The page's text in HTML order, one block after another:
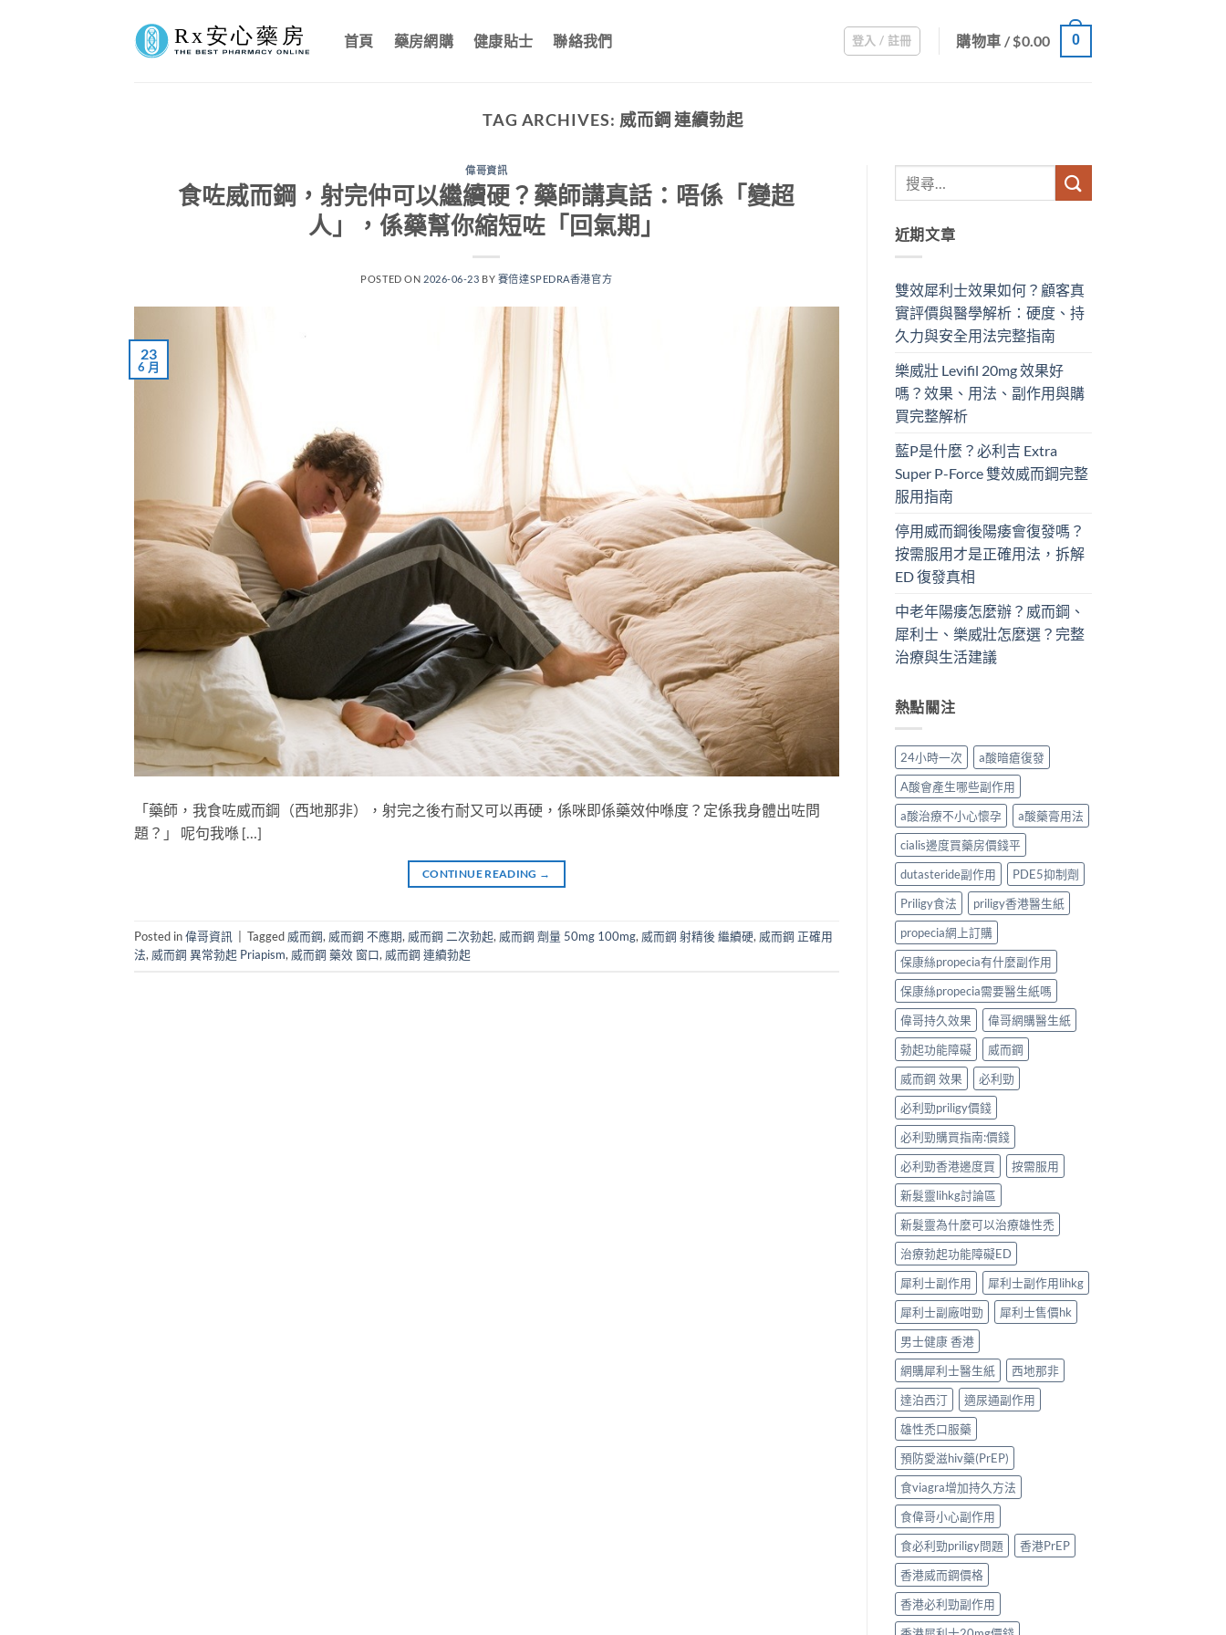
首頁 藥房網購 健康貼士 聯絡我們 登入 / 註冊 購物車 /$0.00 0
TAG ARCHIVES: 威而鋼 連續勃起
偉哥資訊
食咗威而鋼，射完仲可以繼續硬？藥師講真話：唔係「變超
人」，係藥幫你縮短咗「回氣期」
POSTED ON 2026-06-23 BY 賽倍達SPEDRA香港官方
23
6 月
「藥師，我食咗威而鋼（西地那非），射完之後冇耐又可以再硬，係咪即係藥效仲喺度？定係我身體出咗問
題？」 呢句我喺 […]
CONTINUE READING →
Posted in偉哥資訊 Tagged 威而鋼, 威而鋼 不應期, 威而鋼 二次勃起, 威而鋼 劑量 50mg 100mg, 威而鋼 射精後 繼續硬, 威而鋼 正確用
法, 威而鋼 異常勃起 Priapism, 威而鋼 藥效 窗口, 威而鋼 連續勃起
近期文章
雙效犀利士效果如何？顧客真
實評價與醫學解析：硬度、持
久力與安全用法完整指南
樂威壯 Levifil 20mg 效果好
嗎？效果、用法、副作用與購
買完整解析
藍P是什麼？必利吉 Extra
Super P-Force​ 雙效威而鋼完整
服用指南
停用威而鋼後陽痿會復發嗎？
按需服用才是正確用法，拆解
ED 復發真相
中老年陽痿怎麼辦？威而鋼、
犀利士、樂威壯怎麼選？完整
治療與生活建議
熱點關注
24小時一次
a酸暗瘡復發
A酸會產生哪些副作用
a酸治療不小心懷孕
a酸藥膏用法
cialis邊度買藥房價錢平
dutasteride副作用
PDE5抑制劑
Priligy食法
priligy香港醫生紙
propecia網上訂購
保康絲propecia有什麼副作用
保康絲propecia需要醫生紙嗎
偉哥持久效果
偉哥網購醫生紙
勃起功能障礙
威而鋼
威而鋼 效果
必利勁
必利勁priligy價錢
必利勁購買指南:價錢
必利勁香港邊度買
按需服用
新髮靈lihkg討論區
新髮靈為什麼可以治療雄性禿
治療勃起功能障礙ED
犀利士副作用
犀利士副作用lihkg
犀利士副廠咁勁
犀利士售價hk
男士健康 香港
網購犀利士醫生紙
西地那非
達泊西汀
適尿通副作用
雄性禿口服藥
預防愛滋hiv藥(PrEP)
食viagra增加持久方法
食偉哥小心副作用
食必利勁priligy問題
香港PrEP
香港威而鋼價格
香港必利勁副作用